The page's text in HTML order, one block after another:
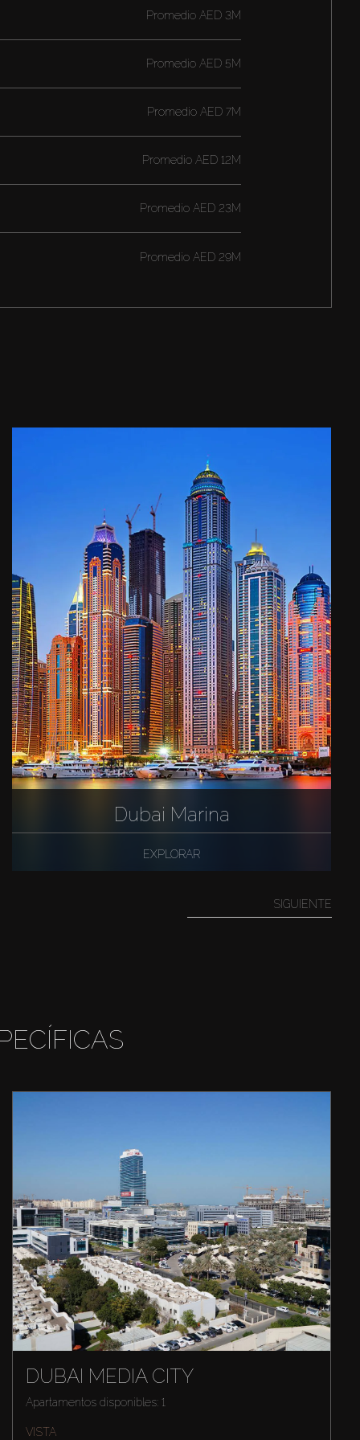
PromedioAED 3M
PromedioAED 5M
PromedioAED 7M
PromedioAED 12M
PromedioAED 23M
PromedioAED 29M
Dubai Marina
EXPLORAR
SIGUIENTE
DUBAI MEDIA CITY
Apartamentos disponibles: 1
VISTA